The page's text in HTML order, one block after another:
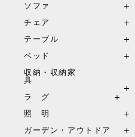
ソファ
チェア
テーブル
ベッド
収納・収納家
具
ラ グ
照 明
ガーデン・アウトドア